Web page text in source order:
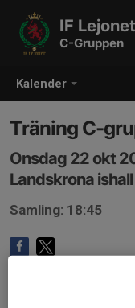
Kalender
IF Lejonet
C-Gruppen
Träning C-
Onsdag 22 okt
Landskrona
Samling: 18:45